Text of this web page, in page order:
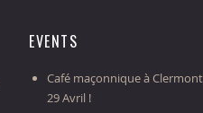
EVENTS
Café maçonnique à
29 Avril !